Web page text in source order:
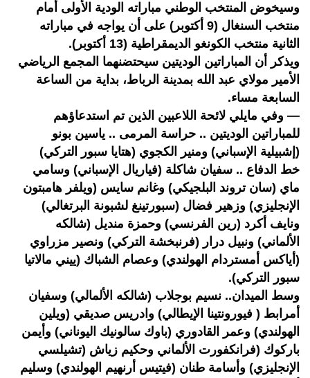
وسيخوض المنتخب الوطني مباراته الودية الأولى أمام
منتخب السنغال (9 أكتوبر) على أن يواجه في مباراته
الثانية منتخب الكونغو الديمقراطية (13 أكتوبر).
ويذكر أن المباراتين الوديتين سيحتضنهما المجمع الرياضي
الأمير مولاي عبد الله بمدينة الرباط، بداية من الساعة
السابعة مساء.
— وفي مايلي لائحة اللاعبين الذين تم استدعاؤهم
للمباراتين الوديتين .. حراسة المرمى .. ياسين بونو
(إشبيلية الإسباني) ومنير الكجوي (هتايا سبور التركي)
خط الدفاع .. سفيان شاكلة (فياريال الإسباني) وسامي
ماي (سان تروند البلجيكي) وغانم سايس (ويلفر هامبتون
الإنجليزي) وزهير فضال (سبورتينغ لشبونة البرتغالي)
ونايف أكرد (رين الفرنسي) وحمزة منديل (شالكه
الألماني) ونبيل درار (فرنبخشة التركي) ونصير مزراوي
(أياكس أمستردام الهولندي) وعصام الشباك (ييني مالاتيا
سبور التركي).
وسط الميدان.. نسيم بوجلاب (شالكه الألمالي) وسفيان
أمرابط ( فيورونتينا الإيطالي) وادريس صديقي (ويلين
الهولندي) وعمر القادوري (باوك سالونيك اليوناني) وأيمن
باركوك (فرانكفورت الألماني وحكيم زياش (تشيلسي
الإنجليزي) وأسامة طنان (فيتيس أرنهيم الهولندي) وسليم